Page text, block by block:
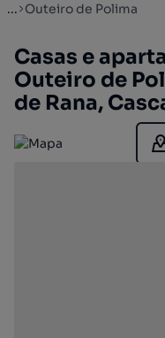
... Outeiro de Polima
Casas e
Outeiro de
de Rana,